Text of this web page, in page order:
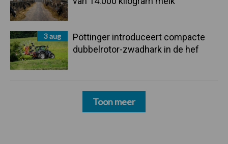
3 aug
Pöttinger introduceert compacte
dubbelrotor-zwadhark in de hef
Toon meer